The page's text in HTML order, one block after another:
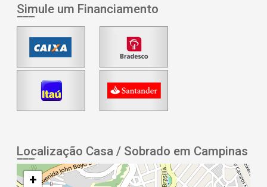
Simule um Financiamento
Localização Casa / Sobrado em Campinas
+